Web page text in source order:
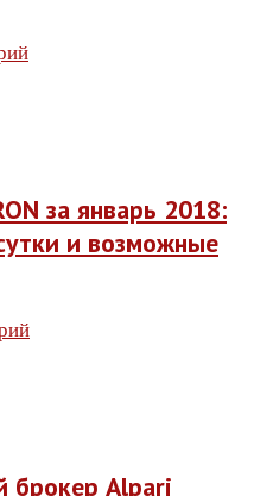
за январь 2018:
и возможные
брокер Alpari